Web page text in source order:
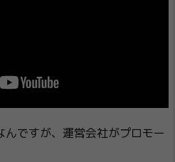
んですが、運営会社がプロモー